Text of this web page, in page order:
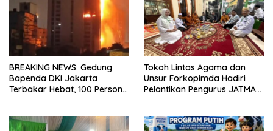
BREAKING NEWS: Gedung
Bapenda DKI Jakarta
Terbakar Hebat, 100 Personel
Tokoh Lintas Agama dan
Unsur Forkopimda Hadiri
Pelantikan Pengurus JATMAN